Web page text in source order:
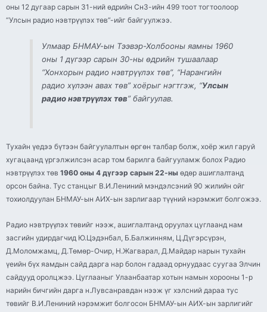
оны 12 дугаар сарын 31-ний өдрийн СнЗ-ийн 499 тоот тогтоолоор
“Улсын радио нэвтрүүлэх төв”-ийг байгуулжээ.
Улмаар БНМАУ-ын Тээвэр-Холбооны яамны 1960
оны 1 дүгээр сарын 30-ны өдрийн тушаалаар
“Хонхорын радио нэвтрүүлэх төв”, “Нарангийн
радио хүлээн авах төв” хоёрыг нэгтгэж, “Улсын
радио нэвтрүүлэх төв” байгуулав.
Тухайн үедээ бүтээн байгуулалтын өргөн талбар болж, хоёр жил гаруй
хугацаанд үргэлжилсэн асар том барилга байгууламж болох Радио
нэвтрүүлэх төв 1960 оны 4 дүгээр сарын 22-ны өдөр ашиглалтанд
орсон байна. Тус станцыг В.И.Лениний мэндэлсэний 90 жилийн ойг
тохиолдуулан БНМАУ-ын АИХ-ын зарлигаар түүний нэрэмжит болгожээ.
Радио нэвтрүүлэх төвийг нээж, ашиглалтанд оруулах цуглаанд нам
засгийн удирдагчид Ю.Цэдэнбал, Б.Балжинням, Ц.Дүгэрсүрэн,
Д.Моломжамц, Д.Төмөр-Очир, Н.Жагварал, Д.Майдар нарын тухайн
үеийн бүх яамдын сайд дарга нар болон гадаад орнуудаас суугаа Элчин
сайдууд оролцжээ. Цуглааныг Улаанбаатар хотын намын хорооны 1-р
нарийн бичгийн дарга н.Лувсанравдан нээж үг хэлсний дараа тус
төвийг В.И.Лениний нэрэмжит болгосон БНМАУ-ын АИХ-ын зарлигийг